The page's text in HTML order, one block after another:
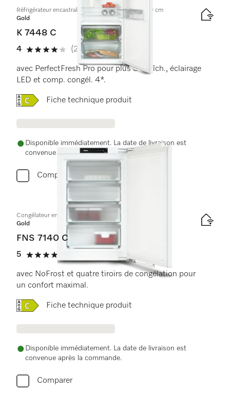
Réfrigérateur encastrable, hauteur de niche de 140 cm
Gold
K 7448 C
4
4 de 5 étoiles
(2 Évaluations)
avec PerfectFresh Pro pour plus de fraîch., éclairage
LED et comp. congél. 4*.
Online Label Flag, Label énergétique
Fiche technique produit
Disponible immédiatement. La date de livraison est
convenue après la commande.
Comparer
Congélateur encastrable, hauteur de niche de 88 cm
Gold
FNS 7140 C
5
5 de 5 étoiles
avec NoFrost et quatre tiroirs de congélation pour
un confort maximal.
Online Label Flag, Label énergétique
Fiche technique produit
Disponible immédiatement. La date de livraison est
convenue après la commande.
Comparer